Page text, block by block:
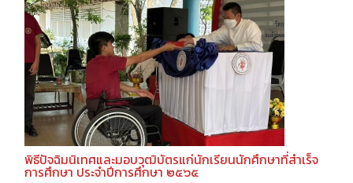
พิธีปัจฉิมนิเทศและมอบวุฒิบัตรแก่นักเรียนนักศึกษาที่สำเร็จ
การศึกษา ประจำปีการศึกษา ๒๕๖๕